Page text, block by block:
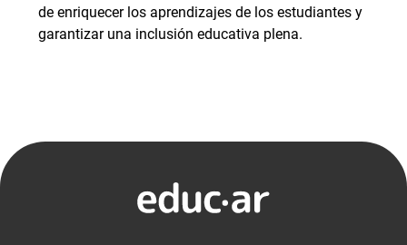
de enriquecer los aprendizajes de los estudiantes y
garantizar una inclusión educativa plena.